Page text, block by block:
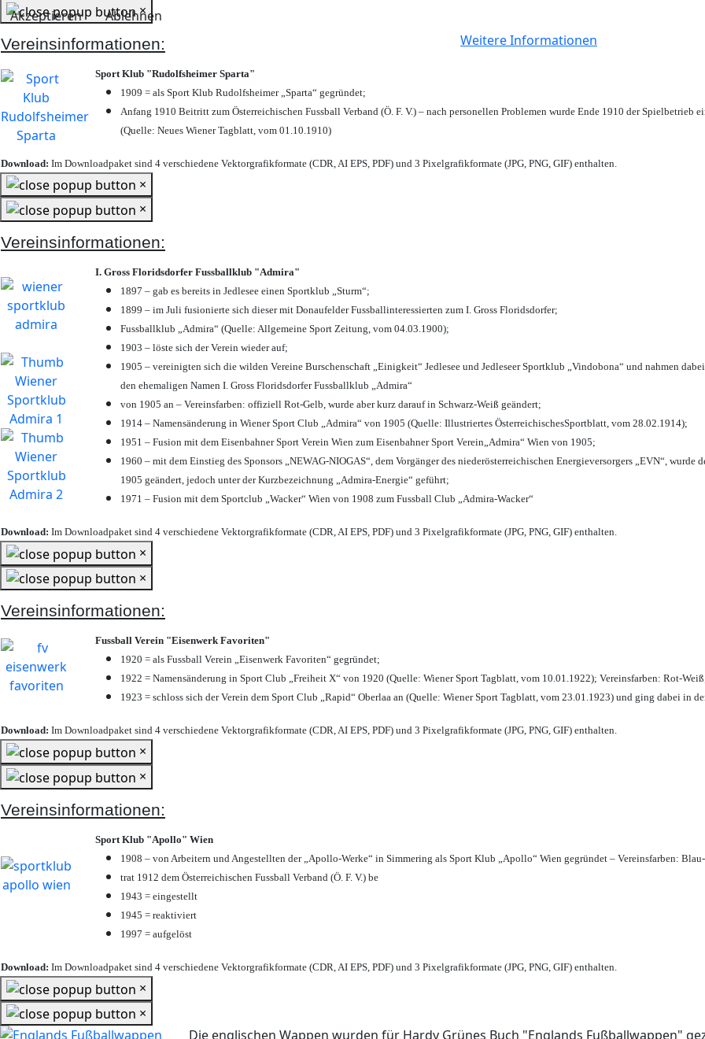
Akzeptieren
Ablehnen
Weitere Informationen
×
Vereinsinformationen:
Sport Klub "Rudolfsheimer Sparta"
1909 = als Sport Klub Rudolfsheimer „Sparta“ gegründet;
Anfang 1910 Beitritt zum Österreichischen Fussball Verband (Ö. F. V.) – nach personellen Problemen wurde Ende 1910 der
(Quelle: Neues Wiener Tagblatt, vom 01.10.1910)
Download: Im Downloadpaket sind 4 verschiedene Vektorgrafikformate (CDR, AI EPS, PDF) und 3 Pixelgrafikformate (JPG, PNG, GIF) enthalten.
×
×
Vereinsinformationen:
I. Gross Floridsdorfer Fussballklub "Admira"
1897 – gab es bereits in Jedlesee einen Sportklub „Sturm“;
1899 – im Juli fusionierte sich dieser mit Donaufelder Fussballinteressierten zum I. Gross Floridsdorfer;
Fussballklub „Admira“ (Quelle: Allgemeine Sport Zeitung, vom 04.03.1900);
1903 – löste sich der Verein wieder auf;
1905 – vereinigten sich die wilden Vereine Burschenschaft „Einigkeit“ Jedlesee und Jedleseer Sportklub „Vindobona“ und nahmen
den ehemaligen Namen I. Gross Floridsdorfer Fussballklub „Admira“
von 1905 an – Vereinsfarben: offiziell Rot-Gelb, wurde aber kurz darauf in Schwarz-Weiß geändert;
1914 – Namensänderung in Wiener Sport Club „Admira“ von 1905 (Quelle: Illustriertes ÖsterreichischesSportblatt, vom 28.02.1914);
1951 – Fusion mit dem Eisenbahner Sport Verein Wien zum Eisenbahner Sport Verein„Admira“ Wien von 1905;
1960 – mit dem Einstieg des Sponsors „NEWAG-NIOGAS“, dem Vorgänger des niederösterreichischen Energieversorgers „EVN“,
1905 geändert, jedoch unter der Kurzbezeichnung „Admira-Energie“ geführt;
1971 – Fusion mit dem Sportclub „Wacker“ Wien von 1908 zum Fussball Club „Admira-Wacker“
Download: Im Downloadpaket sind 4 verschiedene Vektorgrafikformate (CDR, AI EPS, PDF) und 3 Pixelgrafikformate (JPG, PNG, GIF) enthalten.
×
×
Vereinsinformationen:
Fussball Verein "Eisenwerk Favoriten"
1920 = als Fussball Verein „Eisenwerk Favoriten“ gegründet;
1922 = Namensänderung in Sport Club „Freiheit X“ von 1920 (Quelle: Wiener Sport Tagblatt, vom 10.01.1922); Vereinsfarben: Rot-
1923 = schloss sich der Verein dem Sport Club „Rapid“ Oberlaa an (Quelle: Wiener Sport Tagblatt, vom 23.01.1923) und ging dabei in
Download: Im Downloadpaket sind 4 verschiedene Vektorgrafikformate (CDR, AI EPS, PDF) und 3 Pixelgrafikformate (JPG, PNG, GIF) enthalten.
×
×
Vereinsinformationen:
Sport Klub "Apollo" Wien
1908 – von Arbeitern und Angestellten der „Apollo-Werke“ in Simmering als Sport Klub „Apollo“ Wien gegründet – Vereinsfarben:
trat 1912 dem Österreichischen Fussball Verband (Ö. F. V.) be
1943 = eingestellt
1945 = reaktiviert
1997 = aufgelöst
Download: Im Downloadpaket sind 4 verschiedene Vektorgrafikformate (CDR, AI EPS, PDF) und 3 Pixelgrafikformate (JPG, PNG, GIF) enthalten.
×
×
Die englischen Wappen wurden für Hardy Grünes Buch "Englands Fußballwappen"